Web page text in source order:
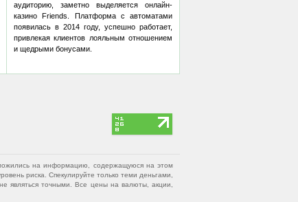
аудиторию, заметно выделяется онлайн-
казино Friends. Платформа с автоматами
появилась в 2014 году, успешно работает,
привлекая клиентов лояльным отношением
и щедрыми бонусами.
на информацию, содержащуюся на этом
риска. Спекулируйте только теми деньгами,
являться точными. Все цены на валюты, акции,